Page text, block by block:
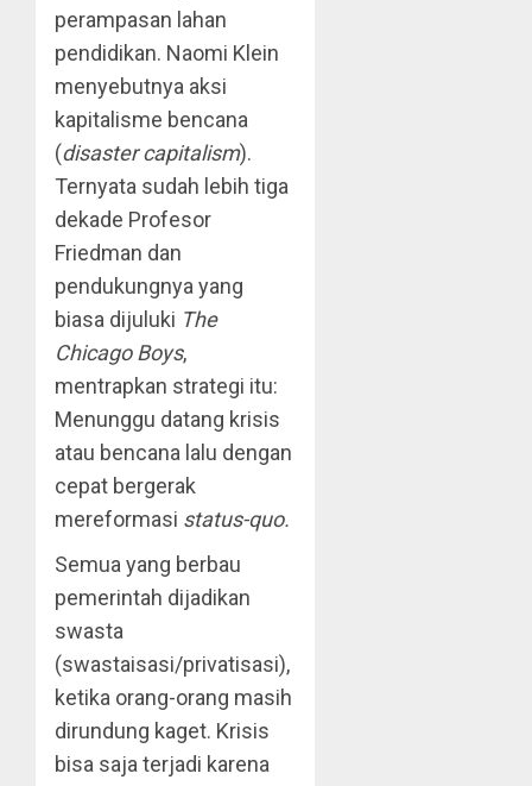
perampasan lahan
pendidikan. Naomi Klein
menyebutnya aksi
kapitalisme bencana
(disaster capitalism).
Ternyata sudah lebih tiga
dekade Profesor
Friedman dan
pendukungnya yang
biasa dijuluki The
Chicago Boys,
mentrapkan strategi itu:
Menunggu datang krisis
atau bencana lalu dengan
cepat bergerak
mereformasi status-quo.
Semua yang berbau
pemerintah dijadikan
swasta
(swastaisasi/privatisasi),
ketika orang-orang masih
dirundung kaget. Krisis
bisa saja terjadi karena